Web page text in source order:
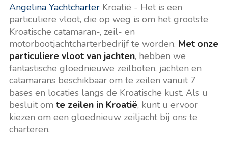
Angelina Yachtcharter Kroatië - Het is een
particuliere vloot, die op weg is om het grootste
Kroatische catamaran-, zeil- en
motorbootjachtcharterbedrijf te worden. Met onze
particuliere vloot van jachten, hebben we
fantastische gloednieuwe zeilboten, jachten en
catamarans beschikbaar om te zeilen vanuit 7
bases en locaties langs de Kroatische kust. Als u
besluit om te zeilen in Kroatië, kunt u ervoor
kiezen om een gloednieuw zeiljacht bij ons te
charteren.